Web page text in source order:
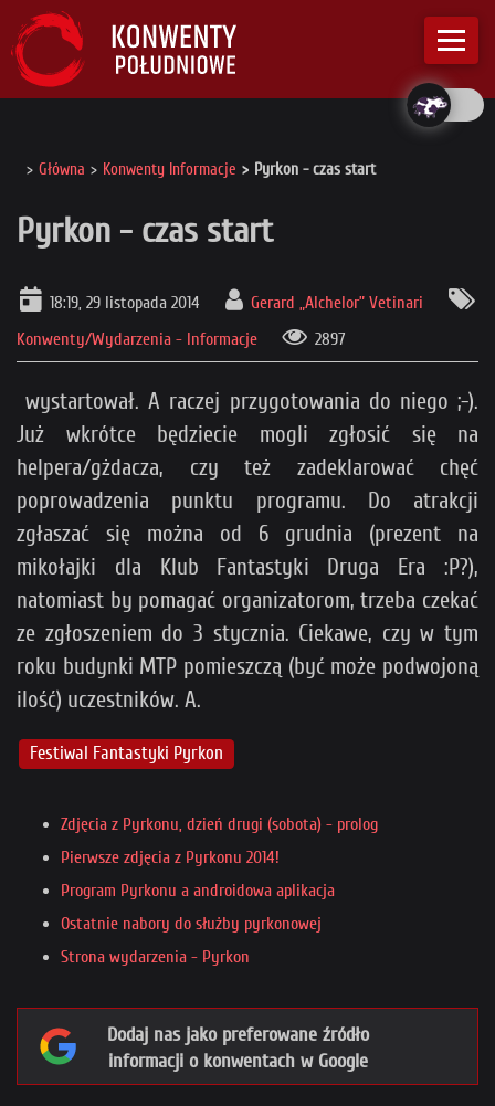
Główna Konwenty Informacje Pyrkon - czas start
Pyrkon - czas start
18:19, 29 listopada 2014
Gerard „Alchelor” Vetinari
Konwenty/Wydarzenia - Informacje
2897
wystartował. A raczej przygotowania do niego ;-).
Już wkrótce będziecie mogli zgłosić się na
helpera/gżdacza, czy też zadeklarować chęć
poprowadzenia punktu programu. Do atrakcji
zgłaszać się można od 6 grudnia (prezent na
mikołajki dla Klub Fantastyki Druga Era :P?),
natomiast by pomagać organizatorom, trzeba czekać
ze zgłoszeniem do 3 stycznia. Ciekawe, czy w tym
roku budynki MTP pomieszczą (być może podwojoną
ilość) uczestników. A.
Festiwal Fantastyki Pyrkon
Zdjęcia z Pyrkonu, dzień drugi (sobota) - prolog
Pierwsze zdjęcia z Pyrkonu 2014!
Program Pyrkonu a androidowa aplikacja
Ostatnie nabory do służby pyrkonowej
Strona wydarzenia - Pyrkon
Dodaj nas jako preferowane źródło
informacji o konwentach w Google